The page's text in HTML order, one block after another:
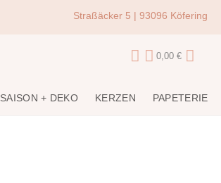
Straßäcker 5 | 93096 Köfering
0,00 €
SAISON + DEKO KERZEN PAPETERIE